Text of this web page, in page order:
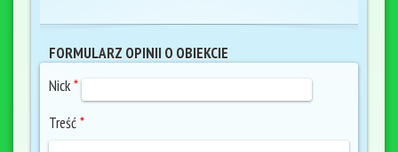
FORMULARZ OPINII O OBIEKCIE
Nick*
Treść*